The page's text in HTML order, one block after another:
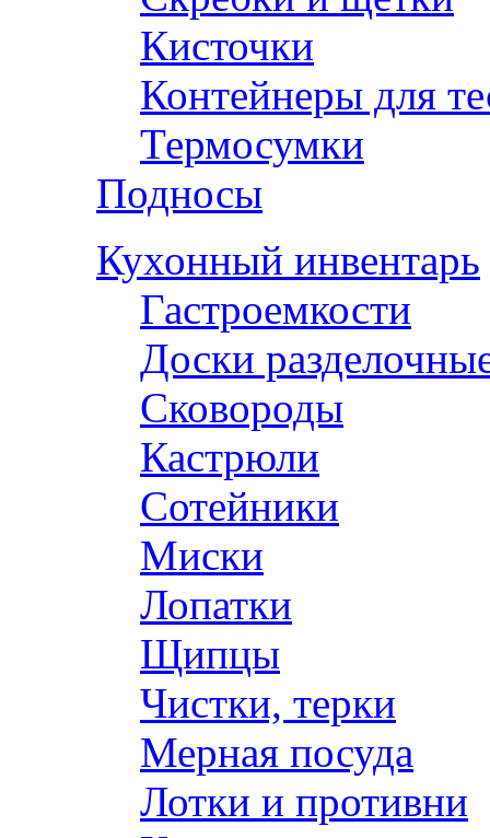
Кисточки
Контейнеры для
Термосумки
Подносы
Кухонный инвентарь
Гастроемкости
Доски
Сковороды
Кастрюли
Сотейники
Миски
Лопатки
Щипцы
Чистки, терки
Мерная посуда
Лотки и противни